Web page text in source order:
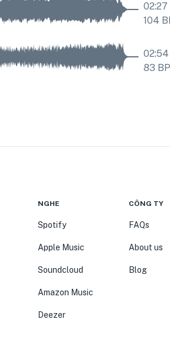
02:27
104
02:54
83
NGHE
Spotify
Apple Music
Soundcloud
Amazon Music
Deezer
CÔNG TY
FAQs
About us
Blog